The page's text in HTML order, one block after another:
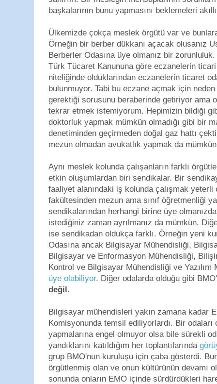
başkalarının bunu yapmasını beklemeleri
Ülkemizde çokça meslek örgütü var ve
Örneğin bir berber dükkanı açacak olusanız
Berberler Odasına üye olmanız bir
Türk Tücaret Kanununa göre eczanelerin
niteliğinde olduklarından eczanelerin ticaret
bulunmuyor. Tabi bu eczane açmak için
gerektiği sorusunu beraberinde getiriyor ama
tekrar etmek istemiyorum. Hepimizin bildiği
doktorluk yapmak mümkün olmadığı gibi bir
denetiminden geçirmeden doğal gaz hattı
mezun olmadan avukatlık yapmak da
Aynı meslek kolunda çalışanların farklı
etkin oluşumlardan biri sendikalar. Bir
faaliyet alanındaki iş kolunda çalışmak
fakültesinden mezun ama sınıf öğretmenliği
sendikalarından herhangi birine üye
istediğiniz zaman ayrılmanız da mümkün.
ise sendikadan oldukça farklı. Örneğin yeni
Odasına ancak Bilgisayar Mühendisliği,
Bilgisayar ve Enformasyon Mühendisliği,
Kontrol ve Bilgisayar Mühendisliği ve Yazılım
üye olabiliyor. Diğer odalarda olduğu gibi
değil.
Bilgisayar mühendisleri yakın zamana kadar
Komisyonunda temsil ediliyorlardı. Bir
yapmalarına engel olmuyor olsa bile sürekli
yandıklarını katıldığım her toplantılarında
grup BMO'nun kuruluşu için çaba gösterdi.
örgütlenmiş olan ve onun kültürünün devamı
sonunda onların EMO içinde sürdürdükleri